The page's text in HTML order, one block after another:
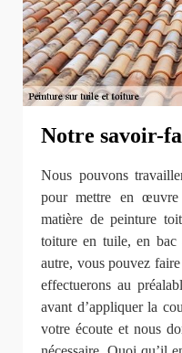
Notre savoir-
Nous pouvons
pour mettre en œuvre
matière de peinture
toiture en tuile, en bac
autre, vous pouvez
effectuerons au
avant d’appliquer la
votre écoute et nous